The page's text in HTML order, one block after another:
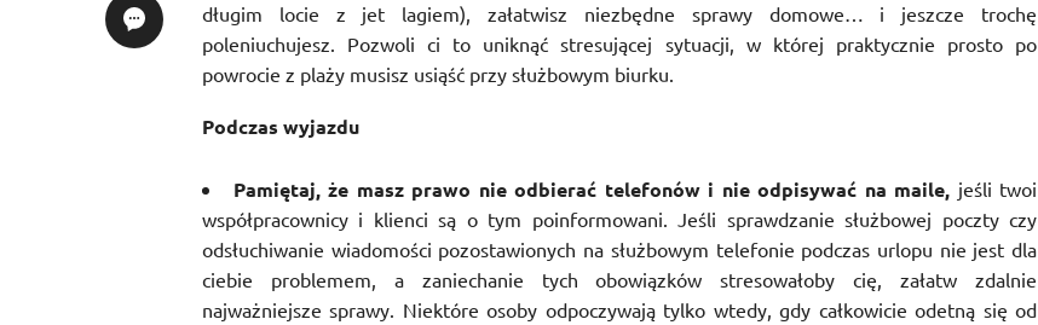
długim locie z jet lagiem), załatwisz niezbędne sprawy domowe… i jeszcze trochę
poleniuchujesz. Pozwoli ci to uniknąć stresującej sytuacji, w której praktycznie prosto po
powrocie z plaży musisz usiąść przy służbowym biurku.
Podczas wyjazdu
Pamiętaj, że masz prawo nie odbierać telefonów i nie odpisywać na maile, jeśli twoi
współpracownicy i klienci są o tym poinformowani. Jeśli sprawdzanie służbowej poczty czy
odsłuchiwanie wiadomości pozostawionych na służbowym telefonie podczas urlopu nie jest dla
ciebie problemem, a zaniechanie tych obowiązków stresowałoby cię, załatw zdalnie
najważniejsze sprawy. Niektóre osoby odpoczywają tylko wtedy, gdy całkowicie odetną się od